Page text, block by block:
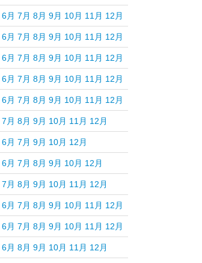
6月 7月 8月 9月 10月 11月 12月
6月 7月 8月 9月 10月 11月 12月
6月 7月 8月 9月 10月 11月 12月
6月 7月 8月 9月 10月 11月 12月
6月 7月 8月 9月 10月 11月 12月
7月 8月 9月 10月 11月 12月
6月 7月 9月 10月 12月
6月 7月 8月 9月 10月 12月
7月 8月 9月 10月 11月 12月
6月 7月 8月 9月 10月 11月 12月
6月 7月 8月 9月 10月 11月 12月
6月 8月 9月 10月 11月 12月